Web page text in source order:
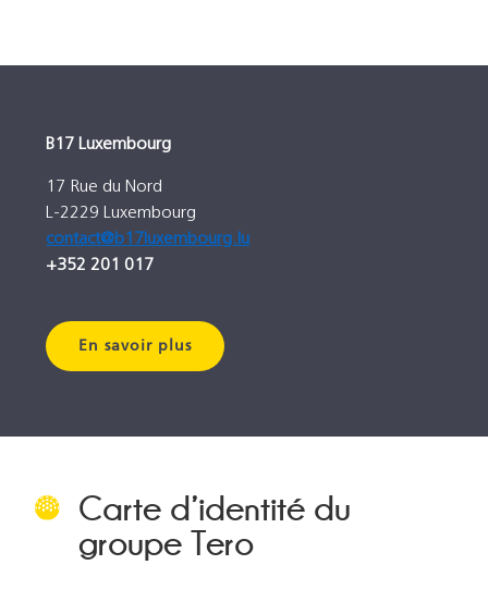
B17 Luxembourg
17 Rue du Nord
L-2229 Luxembourg
contact@b17luxembourg.lu
+352 201 017
En savoir plus
Carte d’identité du
groupe Tero